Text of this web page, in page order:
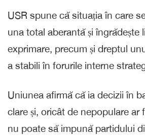
USR spune că situația în care
una total aberantă și îngrădește
exprimare, precum și dreptul
a stabili în forurile interne
Uniunea afirmă că ia decizii în
clare și, oricât de nepopulare ar
nu poate să impună partidului